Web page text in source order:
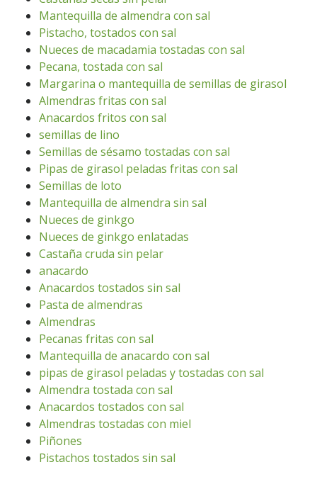
Mantequilla de almendra con sal
Pistacho, tostados con sal
Nueces de macadamia tostadas con sal
Pecana, tostada con sal
Margarina o mantequilla de semillas de girasol
Almendras fritas con sal
Anacardos fritos con sal
semillas de lino
Semillas de sésamo tostadas con sal
Pipas de girasol peladas fritas con sal
Semillas de loto
Mantequilla de almendra sin sal
Nueces de ginkgo
Nueces de ginkgo enlatadas
Castaña cruda sin pelar
anacardo
Anacardos tostados sin sal
Pasta de almendras
Almendras
Pecanas fritas con sal
Mantequilla de anacardo con sal
pipas de girasol peladas y tostadas con sal
Almendra tostada con sal
Anacardos tostados con sal
Almendras tostadas con miel
Piñones
Pistachos tostados sin sal